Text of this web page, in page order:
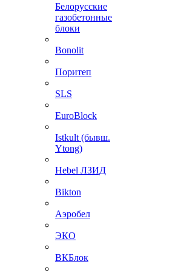
Белорусские
газобетонные
блоки
Bonolit
Поритеп
SLS
EuroBlock
Istkult (бывш.
Ytong)
Hebel ЛЗИД
Bikton
Аэробел
ЭКО
ВКБлок